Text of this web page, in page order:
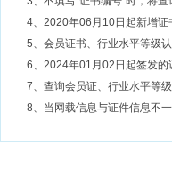
4、2020年06月10日起新增证
5、会员证书、行业水平等级
6、2024年01月02日起签发的
7、查询会员证、行业水平等
8、当网载信息与证件信息不